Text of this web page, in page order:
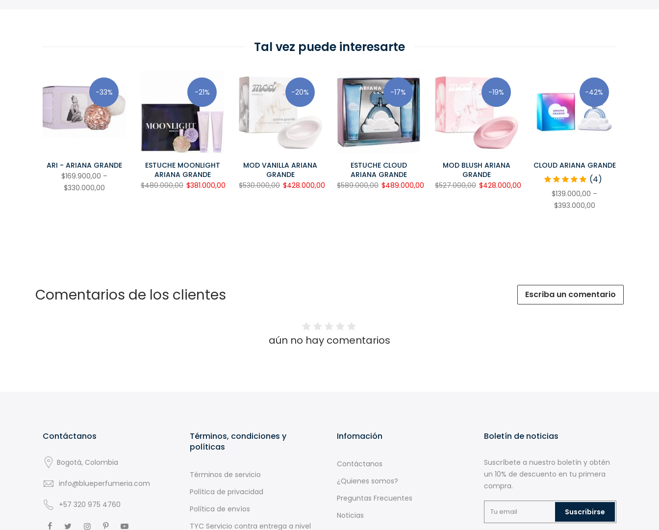
Tal vez puede interesarte
-33%
ARI - ARIANA GRANDE
$169.900,00 –
$330.000,00
-21%
ESTUCHE MOONLIGHT
ARIANA GRANDE
$480.000,00 $381.000,00
-20%
MOD VANILLA ARIANA
GRANDE
$530.000,00 $428.000,00
-17%
ESTUCHE CLOUD
ARIANA GRANDE
$589.000,00 $489.000,00
-19%
MOD BLUSH ARIANA
GRANDE
$527.000,00 $428.000,00
-42%
CLOUD ARIANA GRANDE
(4)
$139.000,00 –
$393.000,00
Comentarios de los clientes Escriba un comentario
aún no hay comentarios
Contáctanos
Bogotá, Colombia
info@blueperfumeria.com
+57 320 975 4760
Términos, condiciones y
políticas
Términos de servicio
Política de privacidad
Política de envíos
TYC Servicio contra entrega a nivel
Infomación
Contáctanos
¿Quienes somos?
Preguntas Frecuentes
Noticias
Boletín de noticias
Suscríbete a nuestro boletín y obtén
un 10% de descuento en tu primera
compra.
Suscribirse